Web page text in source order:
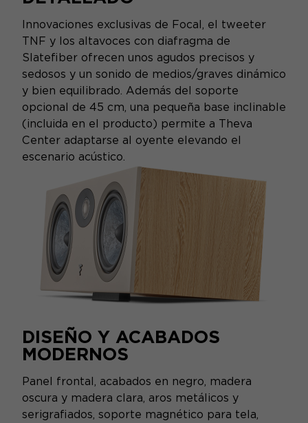
Innovaciones exclusivas de Focal, el tweeter
TNF y los altavoces con diafragma de
Slatefiber ofrecen unos agudos precisos y
sedosos y un sonido de medios/graves dinámico
y bien equilibrado. Además del soporte
opcional de 45 cm, una pequeña base inclinable
(incluida en el producto) permite a Theva
Center adaptarse al oyente elevando el
escenario acústico.
DISEÑO Y ACABADOS
MODERNOS
Panel frontal, acabados en negro, madera
oscura y madera clara, aros metálicos y
serigrafiados, soporte magnético para tela,